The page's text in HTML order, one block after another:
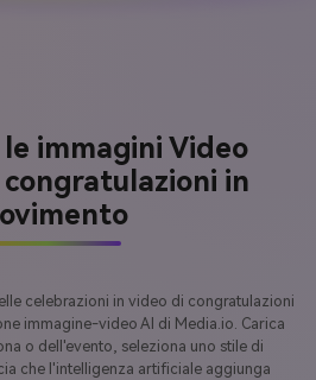
immagini Video
in
celebrazioni in video di congratulazioni
immagine-video AI di Media.io. Carica
o dell'evento, seleziona uno stile di
che l'intelligenza artificiale aggiunga